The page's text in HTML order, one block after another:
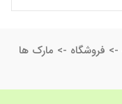
-> فروشگاه -> مارک ها